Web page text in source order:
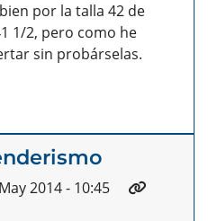
por la talla 42 de
1/2, pero como he
sin probárselas.
2014 - 10:45